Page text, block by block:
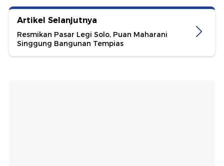
Artikel Selanjutnya
Resmikan Pasar Legi Solo, Puan Maharani
Singgung Bangunan Tempias